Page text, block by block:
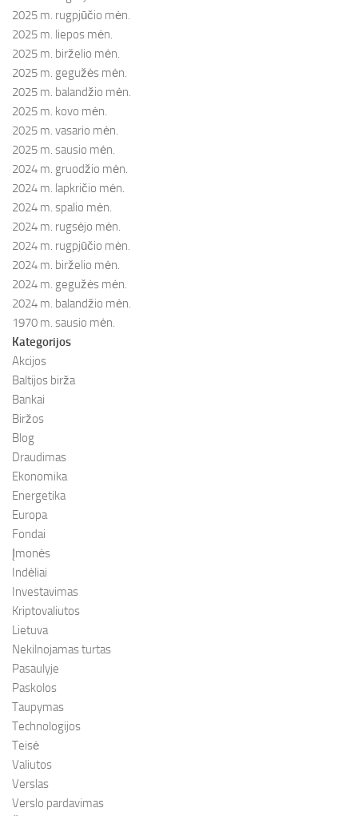
2025 m. rugpjūčio mėn.
2025 m. liepos mėn.
2025 m. birželio mėn.
2025 m. gegužės mėn.
2025 m. balandžio mėn.
2025 m. kovo mėn.
2025 m. vasario mėn.
2025 m. sausio mėn.
2024 m. gruodžio mėn.
2024 m. lapkričio mėn.
2024 m. spalio mėn.
2024 m. rugsėjo mėn.
2024 m. rugpjūčio mėn.
2024 m. birželio mėn.
2024 m. gegužės mėn.
2024 m. balandžio mėn.
1970 m. sausio mėn.
Kategorijos
Akcijos
Baltijos birža
Bankai
Biržos
Blog
Draudimas
Ekonomika
Energetika
Europa
Fondai
Įmonės
Indėliai
Investavimas
Kriptovaliutos
Lietuva
Nekilnojamas turtas
Pasaulyje
Paskolos
Taupymas
Technologijos
Teisė
Valiutos
Verslas
Verslo pardavimas